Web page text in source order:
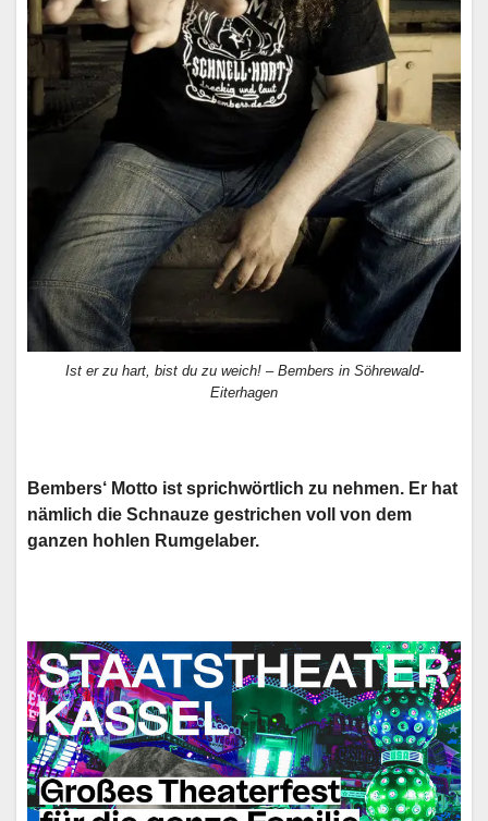
Ist er zu hart, bist du zu weich! – Bembers in Söhrewald-
Eiterhagen
Bembers‘ Motto ist sprichwörtlich zu nehmen. Er hat
nämlich die Schnauze gestrichen voll von dem
ganzen hohlen Rumgelaber.